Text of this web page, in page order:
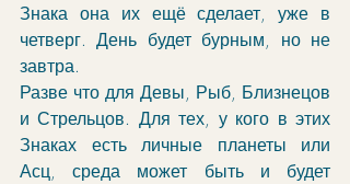
Знака она их ещё сделает, уже в
четверг. День будет бурным, но не
завтра.
Разве что для Девы, Рыб, Близнецов
и Стрельцов. Для тех, у кого в этих
Знаках есть личные планеты или
Асц, среда может быть и будет